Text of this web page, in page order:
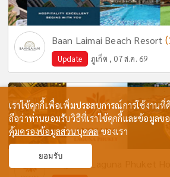
Baan Laimai Beach Resort
Update ภูเก็ต , 07 ส.ค. 69
Angsana Laguna Phuket
เราใช้คุกกี้เพื่อเพิ่มประสบการณ์การใช้งานที่
ถือว่าท่านยอมรับวิธีที่เราใช้คุกกี้และข้อมูล
คุ้มครองข้อมูลส่วนบุคคล ของเรา
ยอมรับ